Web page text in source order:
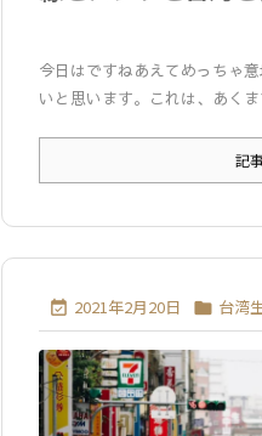
今日はですねあえてめっちゃ
いと思います。これは、あく
記
 2021年2月20日  台湾